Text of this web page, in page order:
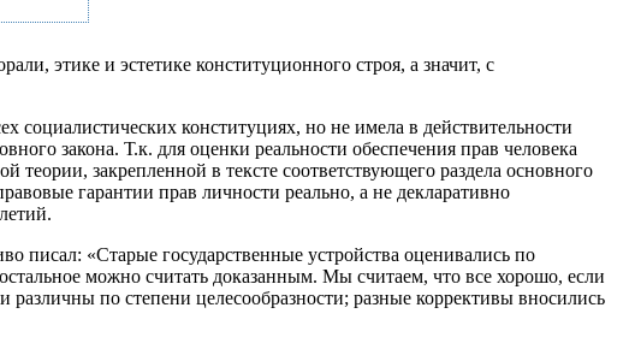
этике и эстетике конституционного строя, а значит, с
социалистических конституциях, но не имела в действительности
закона. Т.к. для оценки реальности обеспечения прав человека
теории, закрепленной в тексте соответствующего раздела основного
гарантии прав личности реально, а не декларативно
писал: «Старые государственные устройства оценивались по
можно считать доказанным. Мы считаем, что все хорошо, если
различны по степени целесообразности; разные коррективы вносились